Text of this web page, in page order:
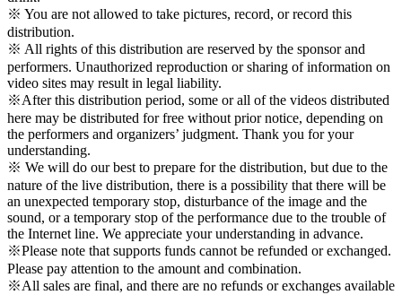
※ You are not allowed to take pictures, record, or record this
distribution.
※ All rights of this distribution are reserved by the sponsor and
performers. Unauthorized reproduction or sharing of information on
video sites may result in legal liability.
※After this distribution period, some or all of the videos distributed
here may be distributed for free without prior notice, depending on
the performers and organizers’ judgment. Thank you for your
understanding.
※ We will do our best to prepare for the distribution, but due to the
nature of the live distribution, there is a possibility that there will be
an unexpected temporary stop, disturbance of the image and the
sound, or a temporary stop of the performance due to the trouble of
the Internet line. We appreciate your understanding in advance.
※Please note that supports funds cannot be refunded or exchanged.
Please pay attention to the amount and combination.
※All sales are final, and there are no refunds or exchanges available